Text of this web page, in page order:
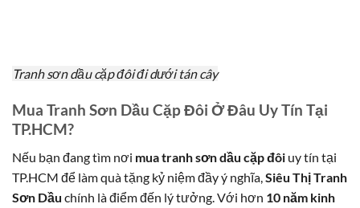
Tranh sơn dầu cặp đôi đi dưới tán cây
Mua Tranh Sơn Dầu Cặp Đôi Ở Đâu Uy Tín Tại
TP.HCM?
Nếu bạn đang tìm nơi mua tranh sơn dầu cặp đôi uy tín tại
TP.HCM để làm quà tặng kỷ niệm đầy ý nghĩa, Siêu Thị Tranh
Sơn Dầu chính là điểm đến lý tưởng. Với hơn 10 năm kinh